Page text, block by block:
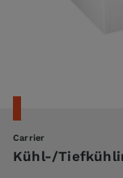
Carrier
Kühl-/